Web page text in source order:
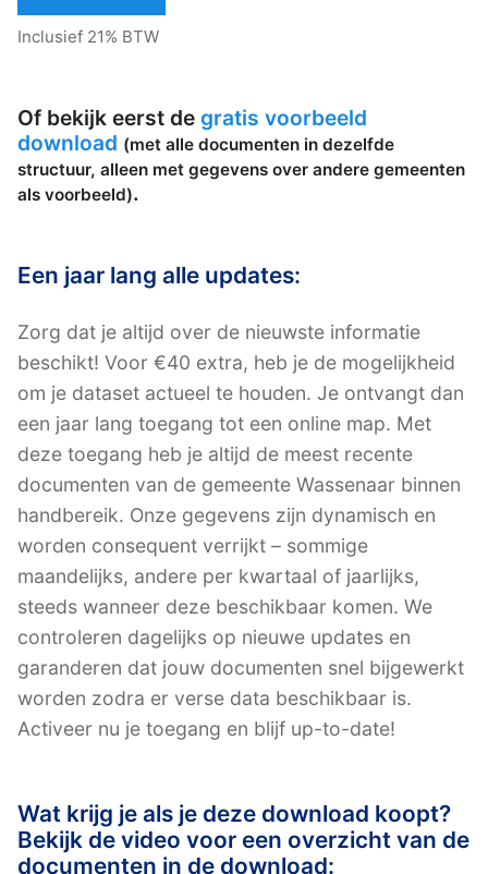
Inclusief 21% BTW
Of bekijk eerst de gratis voorbeeld
download (met alle documenten in dezelfde
structuur, alleen met gegevens over andere gemeenten
als voorbeeld).
Een jaar lang alle updates:
Zorg dat je altijd over de nieuwste informatie
beschikt! Voor €40 extra, heb je de mogelijkheid
om je dataset actueel te houden. Je ontvangt dan
een jaar lang toegang tot een online map. Met
deze toegang heb je altijd de meest recente
documenten van de gemeente Wassenaar binnen
handbereik. Onze gegevens zijn dynamisch en
worden consequent verrijkt – sommige
maandelijks, andere per kwartaal of jaarlijks,
steeds wanneer deze beschikbaar komen. We
controleren dagelijks op nieuwe updates en
garanderen dat jouw documenten snel bijgewerkt
worden zodra er verse data beschikbaar is.
Activeer nu je toegang en blijf up-to-date!
Wat krijg je als je deze download koopt?
Bekijk de video voor een overzicht van de
documenten in de download: